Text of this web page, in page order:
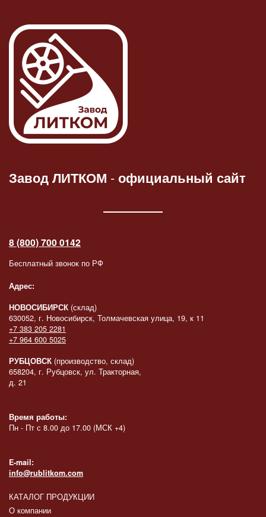
Завод ЛИТКОМ -официальный сайт
8 (800) 700 0142
Бесплатный звонок по РФ
Адрес:
НОВОСИБИРСК (склад)
630052, г. Новосибирск, Толмачевская улица, 19, к 11
+7 383 205 2281
+7 964 600 5025
РУБЦОВСК (производство, склад)
658204, г. Рубцовск, ул. Тракторная,
д. 21
Время работы:
Пн - Пт с 8.00 до 17.00 (МСК +4)
E-mail:
info@rublitkom.com
КАТАЛОГ ПРОДУКЦИИ
О компании